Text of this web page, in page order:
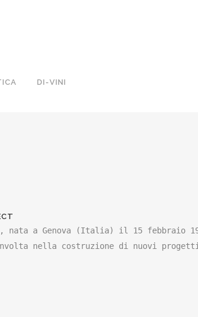
DI-VINI
nata a Genova (Italia) il 15 febbraio
nella costruzione di nuovi